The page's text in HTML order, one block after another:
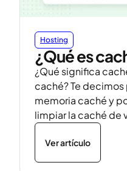
Hosting
¿Qué es
¿Qué significa
caché? Te decimos
memoria caché y
limpiar la caché de
Ver artículo